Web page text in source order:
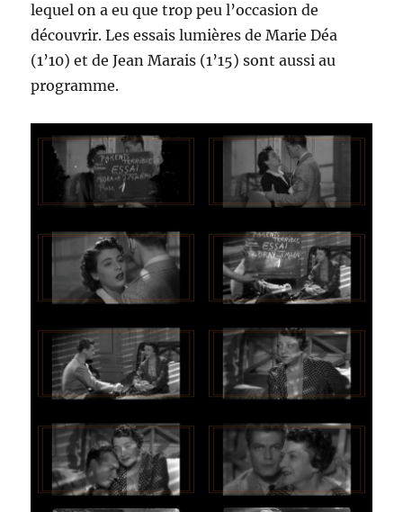
lequel on a eu que trop peu l’occasion de
découvrir. Les essais lumières de Marie Déa
(1’10) et de Jean Marais (1’15) sont aussi au
programme.